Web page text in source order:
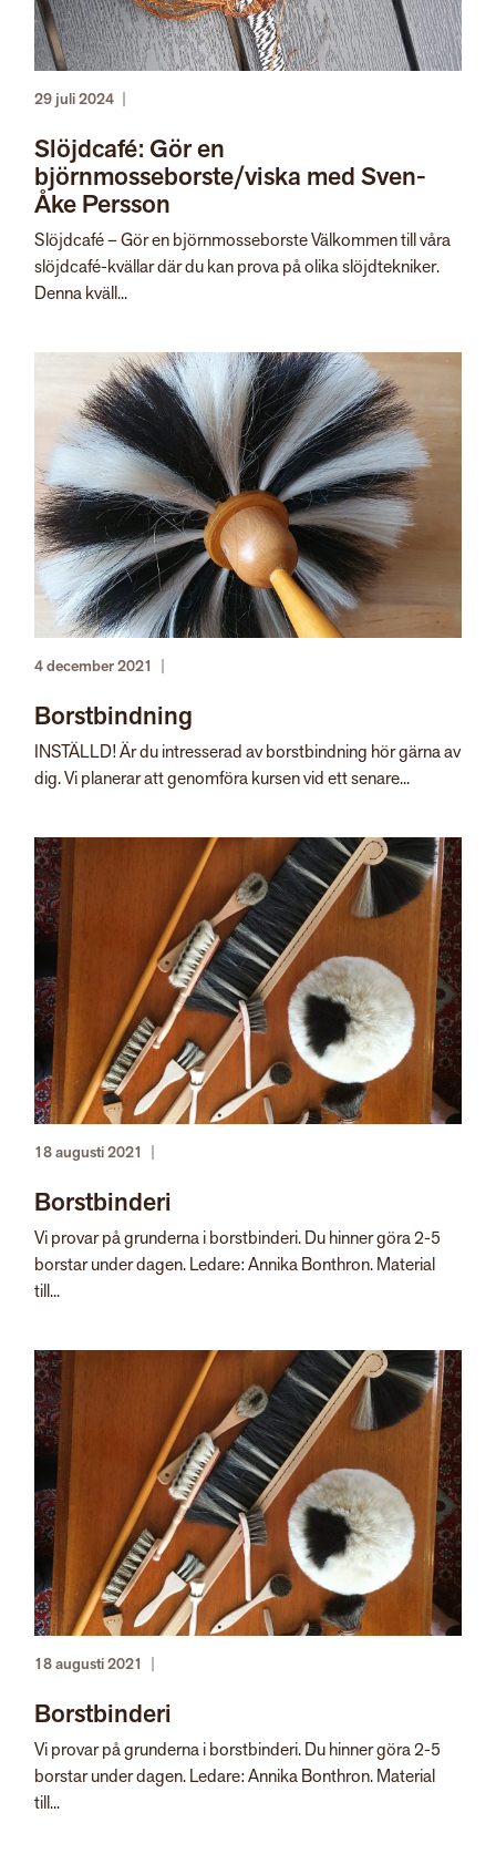
29 juli 2024
Slöjdcafé: Gör en
björnmosseborste/viska med Sven-
Åke Persson
Slöjdcafé – Gör en björnmosseborste Välkommen till våra
slöjdcafé-kvällar där du kan prova på olika slöjdtekniker.
Denna kväll...
4 december 2021
Borstbindning
INSTÄLLD! Är du intresserad av borstbindning hör gärna av
dig. Vi planerar att genomföra kursen vid ett senare...
18 augusti 2021 |
Borstbinderi
Vi provar på grunderna i borstbinderi. Du hinner göra 2-5
borstar under dagen. Ledare: Annika Bonthron. Material
till...
18 augusti 2021 |
Borstbinderi
Vi provar på grunderna i borstbinderi. Du hinner göra 2-5
borstar under dagen. Ledare: Annika Bonthron. Material
till...